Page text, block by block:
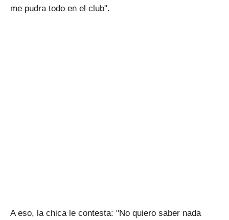
me pudra todo en el club".
A eso, la chica le contesta: "No quiero saber nada